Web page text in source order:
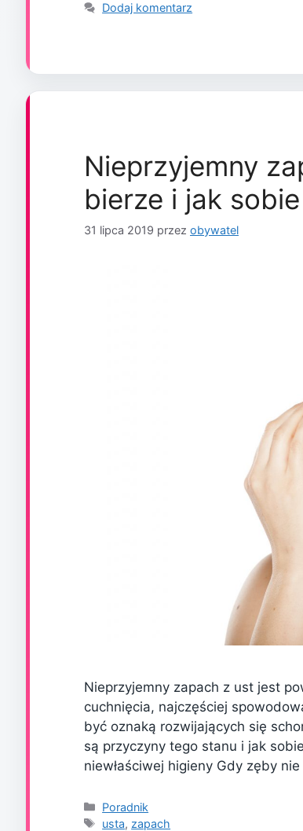
Dodaj komentarz
Nieprzyjemny
bierze i jak
31 lipca 2019 przez obywatel
Nieprzyjemny zapach z ust jest
cuchnięcia, najczęściej
być oznaką rozwijających się
są przyczyny tego stanu i jak
niewłaściwej higieny Gdy zęby
Kategorie
Poradnik
Tagi
usta, zapach